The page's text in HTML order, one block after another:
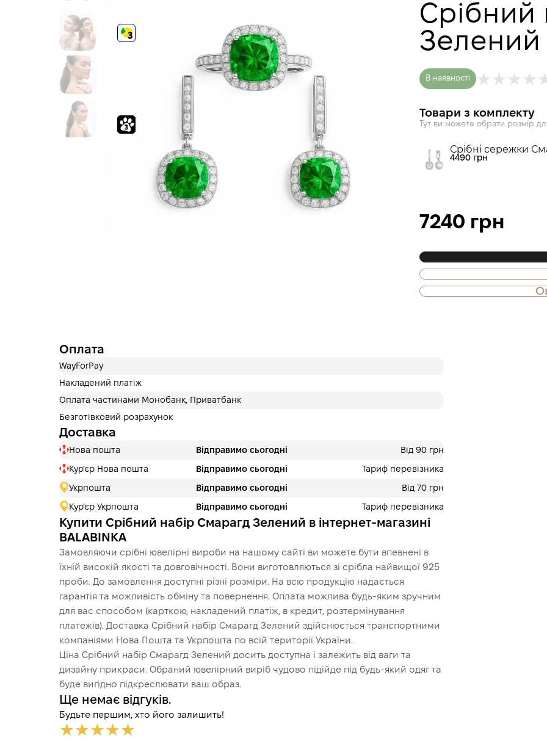
Срібний
Зелений
В наявності
Товари з комплекту
Тут ви можете обрати розмір
Срібні сережки
4490 грн
7240 грн
Також
Це ще не оформлення
Оплата
WayForPay
Накладений платіж
Оплата частинами Монобанк, Приватбанк
Безготівковий розрахунок
Доставка
Нова пошта Відправимо сьогодні Від 90 грн
Курʼєр Нова пошта Відправимо сьогодні Тариф перевізника
Укрпошта Відправимо сьогодні Від 70 грн
Кур’єр Укрпошта Відправимо сьогодні Тариф перевізника
Купити Срібний набір Смарагд Зелений в інтернет-магазині
BALABINKA
Замовляючи срібні ювелірні вироби на нашому сайті ви можете бути впевнені в
їхній високій якості та довговічності. Вони виготовляються зі срібла найвищої 925
проби. До замовлення доступні різні розміри. На всю продукцію надається
гарантія та можливість обміну та повернення. Оплата можлива будь-яким зручним
для вас способом (карткою, накладений платіж, в кредит, розтермінування
платежів). Доставка Срібний набір Смарагд Зелений здійснюється транспортними
компаніями Нова Пошта та Укрпошта по всій території України.
Ціна Срібний набір Смарагд Зелений досить доступна і залежить від ваги та
дизайну прикраси. Обраний ювелірний виріб чудово підійде під будь-який одяг та
буде вигідно підкреслювати ваш образ.
Ще немає відгуків.
Будьте першим, хто його залишить!